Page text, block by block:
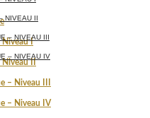
Niveau I
Niveau II
– Niveau III
– Niveau IV
NIVEAU II
– NIVEAU III
– NIVEAU IV